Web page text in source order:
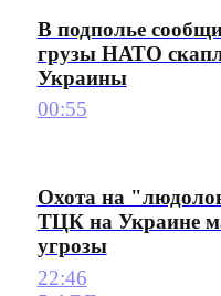
В подполье
грузы НАТО
Украины
00:55
Охота на
ТЦК на Украине
угрозы
22:46